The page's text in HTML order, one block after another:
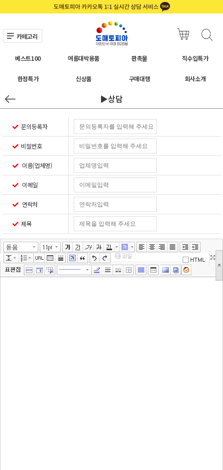
카테고리
베스트100 여름대박용품 판촉물 직수입특가
한정특가 신상품 구매대행 회사소개
▶상담
문의등록자
비밀번호
이름(업체명)
이메일
연락처
제목
돋움 11pt